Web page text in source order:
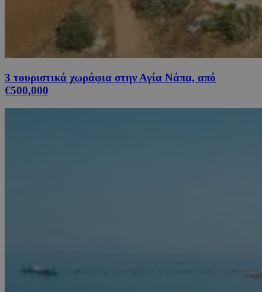
3 τουριστικά χωράφια στην Αγία Νάπα, από
€500,000